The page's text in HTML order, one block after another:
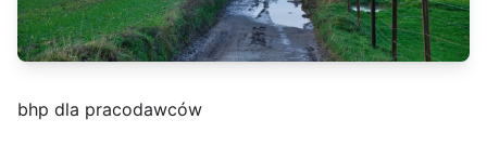
bhp dla pracodawców